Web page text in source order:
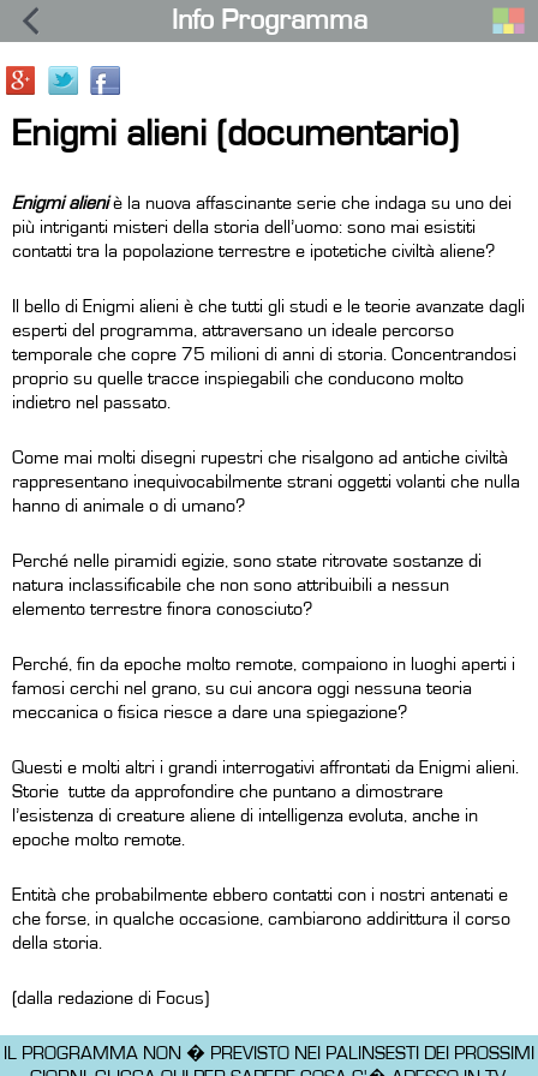
Info Programma
Enigmi alieni (documentario)
Enigmi alieniè la nuova affascinante serie che indaga su uno dei
più intriganti misteri della storia dell’uomo: sono mai esistiti
contatti tra la popolazione terrestre e ipotetiche civiltà aliene?
Il bello di Enigmi alieni è che tutti gli studi e le teorie avanzate dagli
esperti del programma, attraversano un ideale percorso
temporale che copre 75 milioni di anni di storia. Concentrandosi
proprio su quelle tracce inspiegabili che conducono molto
indietro nel passato.
Come mai molti disegni rupestri che risalgono ad antiche civiltà
rappresentano inequivocabilmente strani oggetti volanti che nulla
hanno di animale o di umano?
Perché nelle piramidi egizie, sono state ritrovate sostanze di
natura inclassificabile che non sono attribuibili a nessun
elemento terrestre finora conosciuto?
Perché, fin da epoche molto remote, compaiono in luoghi aperti i
famosi cerchi nel grano, su cui ancora oggi nessuna teoria
meccanica o fisica riesce a dare una spiegazione?
Questi e molti altri i grandi interrogativi affrontati da Enigmi alieni
Storie tutte da approfondire che puntano a dimostrare
l’esistenza di creature aliene di intelligenza evoluta, anche in
epoche molto remote.
Entità che probabilmente ebbero contatti con i nostri antenati e
che forse, in qualche occasione, cambiarono addirittura il corso
della storia.
(dalla redazione di Focus)
IL PROGRAMMA NON � PREVISTO NEI PALINSESTI DEI PROSSIMI